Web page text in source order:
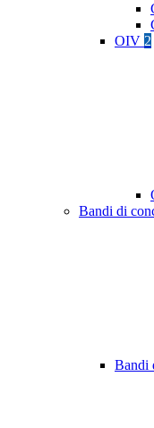
OIV 2
Bandi di
Bandi